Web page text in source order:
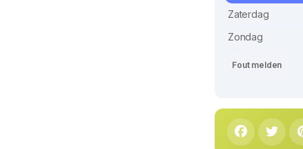
Zaterdag
Zondag
Fout melden